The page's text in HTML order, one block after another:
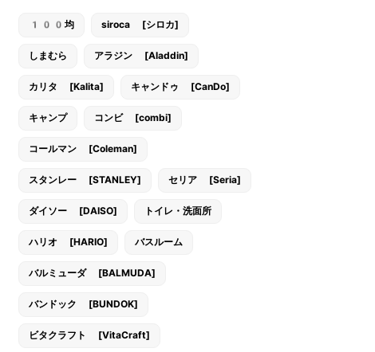
100均 siroca [シロカ]
しまむら アラジン [Aladdin]
カリタ [Kalita] キャンドゥ [CanDo]
キャンプ コンビ [combi]
コールマン [Coleman]
スタンレー [STANLEY] セリア [Seria]
ダイソー [DAISO] トイレ・洗面所
ハリオ [HARIO] バスルーム
バルミューダ [BALMUDA]
バンドック [BUNDOK]
ビタクラフト [VitaCraft]